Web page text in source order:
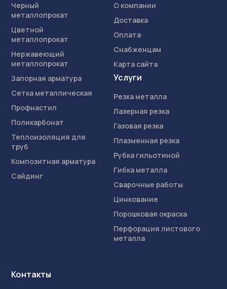
Черный
металлопрокат
Цветной
металлопрокат
Нержавеющий
металлопрокат
Запорная арматура
Сетка металлическая
Профнастил
Поликарбонат
Теплоизоляция для
труб
Композитная арматура
Сайдинг
О компании
Доставка
Оплата
Снабженцам
Карта сайта
Услуги
Резка металла
Лазерная резка
Газовая резка
Плазменная резка
Рубка гильотиной
Гибка металла
Сварочные работы
Цинкование
Порошковая окраска
Перфорация листового
металла
Контакты